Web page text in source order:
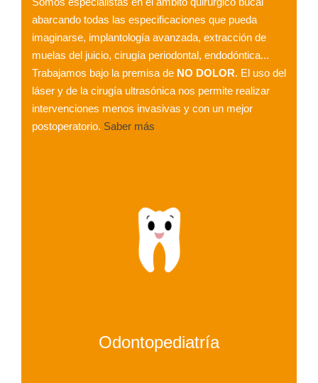
abarcando todas las especificaciones que pueda
imaginarse, implantología avanzada, extracción de
muelas del juicio, cirugía periodontal, endodóntica...
Trabajamos bajo la premisa de NO DOLOR. El uso del
láser y de la cirugía ultrasónica nos permite realizar
intervenciones menos invasivas y con un mejor
postoperatorio. Saber más
Odontopediatría